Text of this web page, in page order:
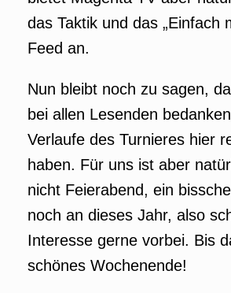
das Taktik und das „Einfach
Feed an.
Nun bleibt noch zu sagen,
bei allen Lesenden
Verlaufe des Turnieres hier
haben. Für uns ist aber
nicht Feierabend, ein
noch an dieses Jahr, also
Interesse gerne vorbei. Bis
schönes Wochenende!